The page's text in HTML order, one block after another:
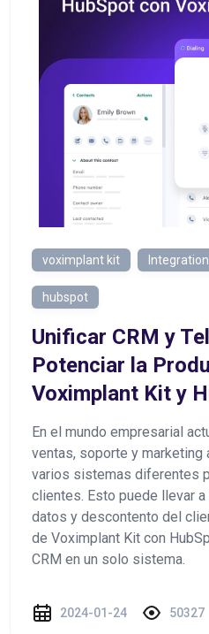
voximplant kit Integration
hubspot
Unificar CRM y
Potenciar la
Voximplant Kit y
En el mundo empresarial
ventas, soporte y marketing
varios sistemas diferentes
clientes. Esto puede llevar
datos y descontento del
de Voximplant Kit con
CRM en un solo sistema.
2024-01-24 50327